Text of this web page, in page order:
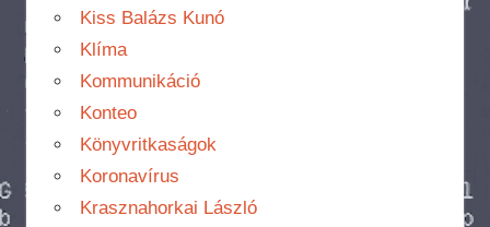
Kiss Balázs Kunó
Klíma
Kommunikáció
Konteo
Könyvritkaságok
Koronavírus
Krasznahorkai László